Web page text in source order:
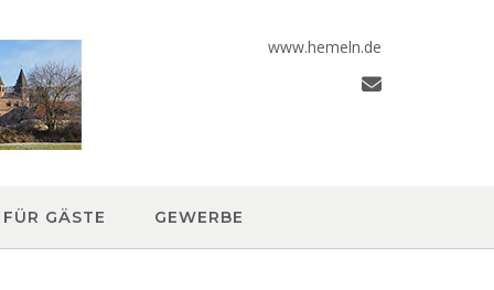
www.hemeln.de
FÜR GÄSTE GEWERBE